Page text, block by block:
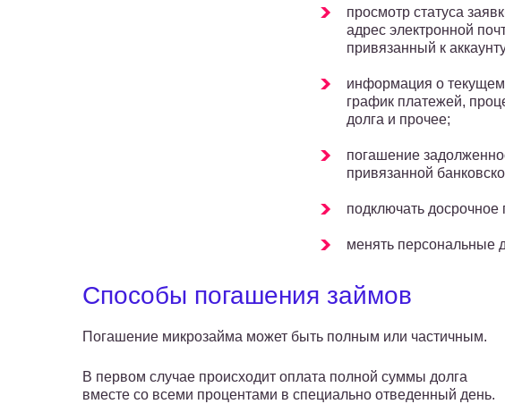
просмотр статуса
адрес электронной
привязанный к
информация о текущем
график платежей,
долга и прочее;
погашение
привязанной
подключать досрочное
менять персональные
Способы погашения займов
Погашение микрозайма может быть полным или частичным.
В первом случае происходит оплата полной суммы долга
вместе со всеми процентами в специально отведенный день.